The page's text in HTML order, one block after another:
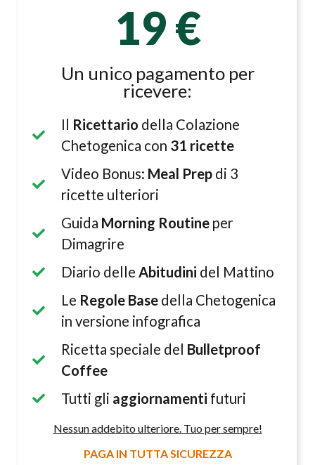
19 €
Un unico pagamento per
ricevere:
Il Ricettario della Colazione
Chetogenica con 31 ricette
Video Bonus: Meal Prepdi 3
ricette ulteriori
Guida Morning Routineper
Dimagrire
Diario delle Abitudini del Mattino
Le Regole Basedella Chetogenica
in versione infografica
Ricetta speciale del Bulletproof
Coffee
Tutti gli aggiornamenti futuri
Nessun addebito ulteriore. Tuo per sempre!
PAGA IN TUTTA SICUREZZA